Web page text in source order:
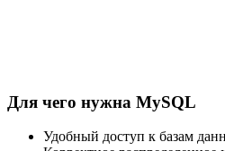
Для чего нужна MySQL
Удобный доступ к базам